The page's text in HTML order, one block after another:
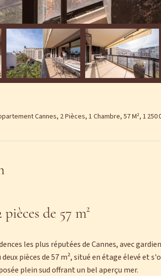
Cannes, 2 Pièces, 1 Chambre, 57 M², 1 250
de 57 m²
les plus réputées de Cannes, avec
pièces de 57 m², situé en étage élevé et
plein sud offrant un bel aperçu mer.